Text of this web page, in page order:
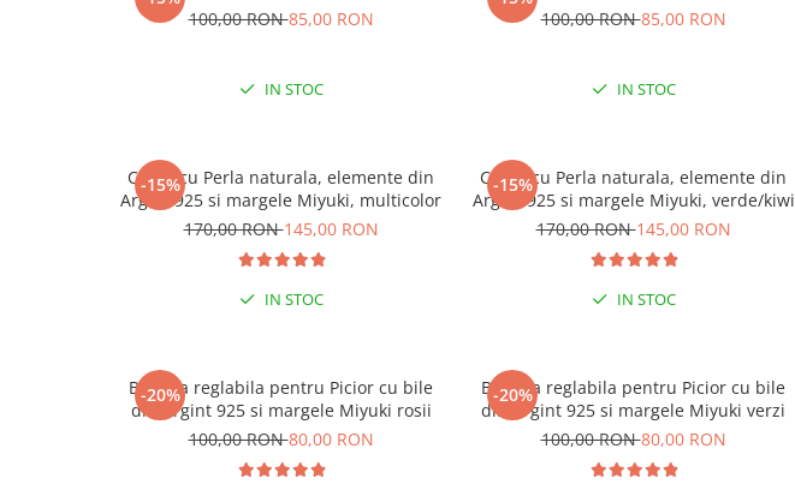
100,00 RON85,00 RON
IN STOC
100,00 RON85,00 RON
IN STOC
-15%
Colier cu Perla naturala, elemente din
Argint 925 si margele Miyuki, multicolor
170,00 RON145,00 RON
IN STOC
-15%
Colier cu Perla naturala, elemente din
Argint 925 si margele Miyuki, verde/kiwi
170,00 RON145,00 RON
IN STOC
-20%
Bratara reglabila pentru Picior cu bile
din Argint 925 si margele Miyuki rosii
100,00 RON80,00 RON
-20%
Bratara reglabila pentru Picior cu bile
din Argint 925 si margele Miyuki verzi
100,00 RON80,00 RON